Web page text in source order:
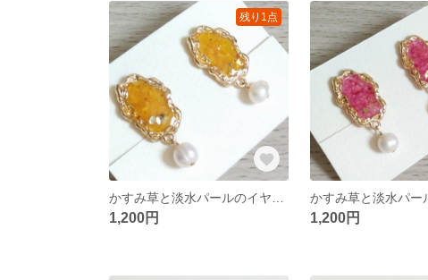
残り1点
1,200円 1,200円